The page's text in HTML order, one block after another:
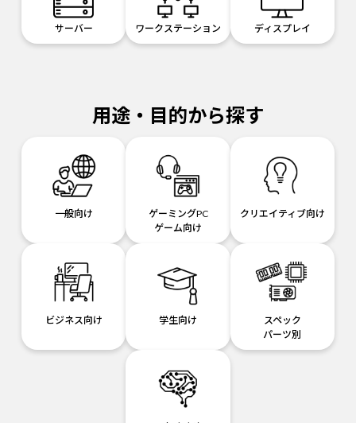
サーバー ワークステーション ディスプレイ
用途・目的から探す
一般向け
ゲーミングPC
ゲーム向け
クリエイティブ向け
ビジネス向け 学生向け
スペック
パーツ別